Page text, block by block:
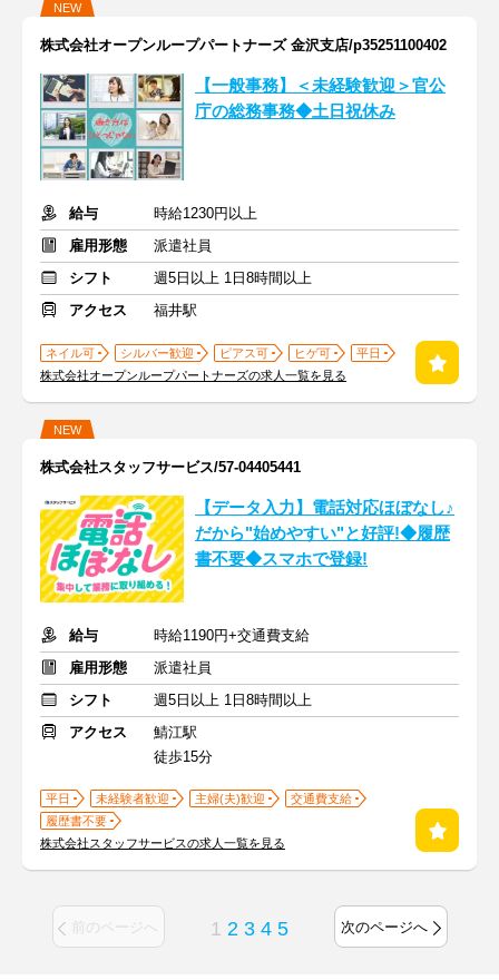
NEW
株式会社オープンループパートナーズ 金沢支店/p35251100402
【一般事務】＜未経験歓迎＞官公
庁の総務事務◆土日祝休み
給与
時給1230円以上
雇用形態
派遣社員
シフト
週5日以上 1日8時間以上
アクセス
福井駅
ネイル可 シルバー歓迎 ピアス可 ヒゲ可
平日
株式会社オープンループパートナーズの求人一覧を見る
NEW
株式会社スタッフサービス/57-04405441
【データ入力】電話対応ほぼなし♪
だから"始めやすい"と好評!◆履歴
書不要◆スマホで登録!
給与
時給1190円+交通費支給
雇用形態
派遣社員
シフト
週5日以上 1日8時間以上
アクセス
鯖江駅
徒歩15分
平日 未経験者歓迎 主婦(夫)歓迎
交通費支給
履歴書不要
株式会社スタッフサービスの求人一覧を見る
前のページへ 1 2 3 4 5 次のページへ